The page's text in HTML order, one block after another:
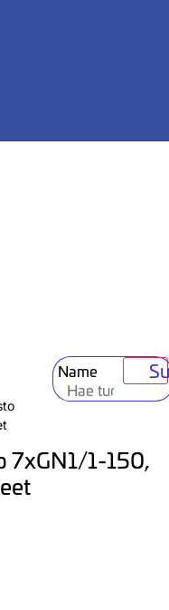
Name
7xGN1/1-150,